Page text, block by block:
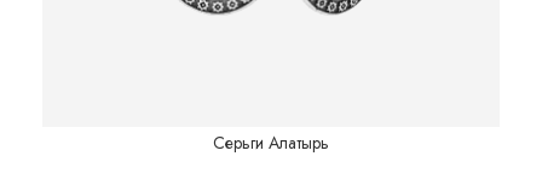
Серьги Алатырь